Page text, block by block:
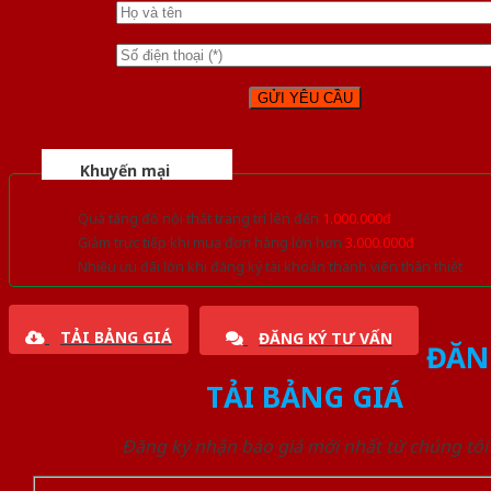
Khuyến mại
Quà tặng đồ nội thất trang trí lên đến 1.000.000đ
Giảm trực tiếp khi mua đơn hàng lớn hơn 3.000.000đ
Nhiều ưu đãi lớn khi đăng ký tài khoản thành viên thân thiết
TẢI BẢNG GIÁ ĐĂNG KÝ TƯ VẤN
TẢI BẢNG GIÁ
Đăng ký nhận báo giá mới nhất từ chúng tôi